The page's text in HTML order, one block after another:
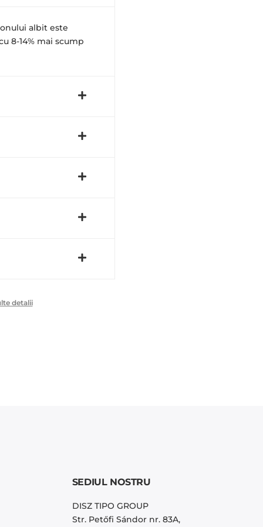
albit este
8-14% mai scump
detalii
SEDIUL NOSTRU
DISZ TIPO GROUP
Str. Petőfi Sándor nr. 83A,